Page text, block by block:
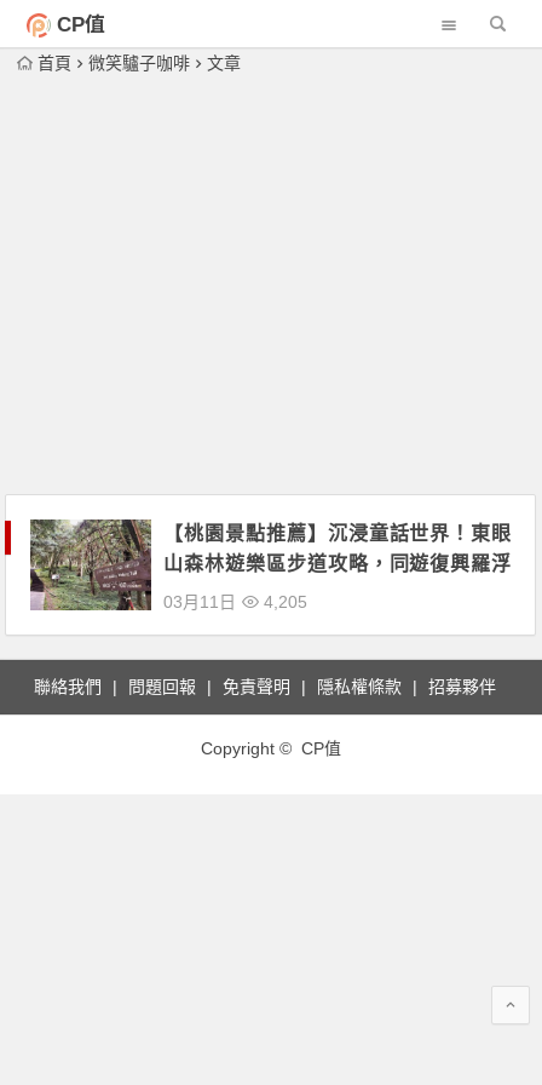
CP值
首頁 微笑驢子咖啡 文章
【桃園景點推薦】沉浸童話世界！東眼
山森林遊樂區步道攻略，同遊復興羅浮
橋美景！
03月11日 4,205
聯絡我們 問題回報 免責聲明 隱私權條款 招募夥伴
Copyright © CP值